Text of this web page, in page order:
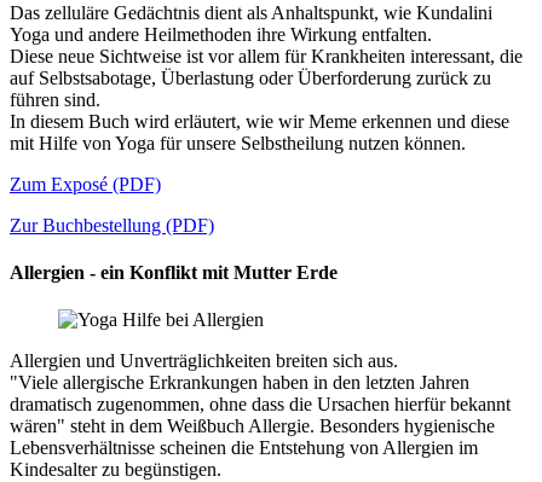
Das zelluläre Gedächtnis dient als Anhaltspunkt, wie Kundalini
Yoga und andere Heilmethoden ihre Wirkung entfalten.
Diese neue Sichtweise ist vor allem für Krankheiten interessant, die
auf Selbstsabotage, Überlastung oder Überforderung zurück zu
führen sind.
In diesem Buch wird erläutert, wie wir Meme erkennen und diese
mit Hilfe von Yoga für unsere Selbstheilung nutzen können.
Zum Exposé (PDF)
Zur Buchbestellung (PDF)
Allergien - ein Konflikt mit Mutter Erde
Allergien und Unverträglichkeiten breiten sich aus.
"Viele allergische Erkrankungen haben in den letzten Jahren
dramatisch zugenommen, ohne dass die Ursachen hierfür bekannt
wären" steht in dem Weißbuch Allergie. Besonders hygienische
Lebensverhältnisse scheinen die Entstehung von Allergien im
Kindesalter zu begünstigen.